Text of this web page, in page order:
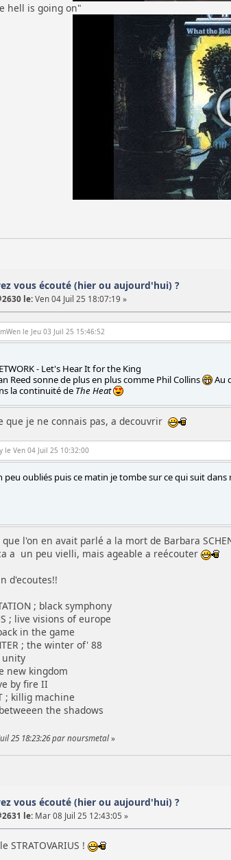
hell is going on"
vous écouté (hier ou aujourd'hui) ?
le: Ven 04 Juil 25 18:07:19 »
le Jeu 03 Juil 25 15:46:52
- Let's Hear It for the King
Reed sonne de plus en plus comme Phil Collins
Au
la continuité de The Heat
que je ne connais pas, a decouvrir
le Ven 04 Juil 25 10:32:00
peu oubliés puis ce matin je tombe sur ce qui suit dans
l'on en avait parlé a la mort de Barbara
a un peu vielli, mais ageable a reécouter
d'ecoutes!!
; black symphony
; live visions of europe
in the game
; the winter of' 88
unity
new kingdom
by fire II
; killig machine
the shadows
25 18:23:26 par noursmetal»
vous écouté (hier ou aujourd'hui) ?
le: Mar 08 Juil 25 12:43:05 »
STRATOVARIUS !